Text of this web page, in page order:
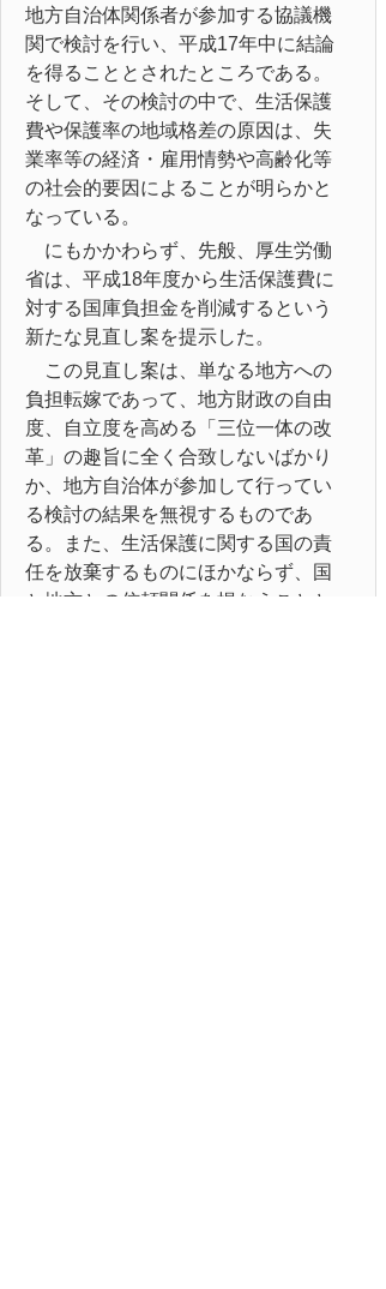
地方自治体関係者が参加する協議機
関で検討を行い、平成17年中に結論
を得ることとされたところである。
そして、その検討の中で、生活保護
費や保護率の地域格差の原因は、失
業率等の経済・雇用情勢や高齢化等
の社会的要因によることが明らかと
なっている。
にもかかわらず、先般、厚生労働
省は、平成18年度から生活保護費に
対する国庫負担金を削減するという
新たな見直し案を提示した。
この見直し案は、単なる地方への
負担転嫁であって、地方財政の自由
度、自立度を高める「三位一体の改
革」の趣旨に全く合致しないばかり
か、地方自治体が参加して行ってい
る検討の結果を無視するものであ
る。また、生活保護に関する国の責
任を放棄するものにほかならず、国
と地方との信頼関係を損なうことと